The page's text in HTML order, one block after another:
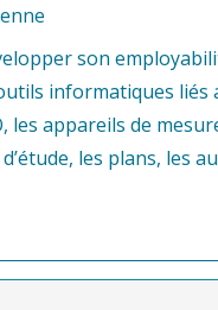
son
informatiques liés
les appareils de
les plans, les